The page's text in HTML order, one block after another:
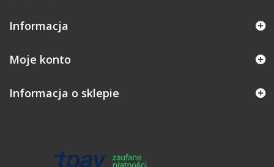
Informacja
Moje konto
Informacja o sklepie